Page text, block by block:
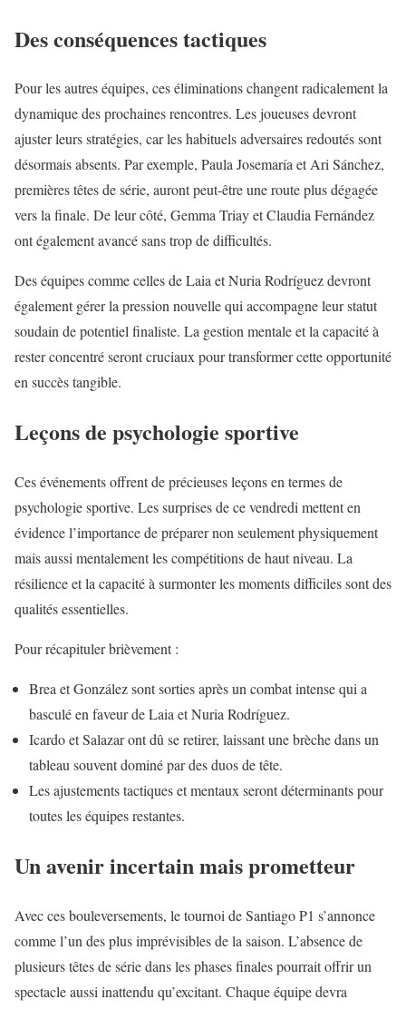
Des conséquences tactiques
Pour les autres équipes, ces éliminations changent radicalement la
dynamique des prochaines rencontres. Les joueuses devront
ajuster leurs stratégies, car les habituels adversaires redoutés sont
désormais absents. Par exemple, Paula Josemaría et Ari Sánchez,
premières têtes de série, auront peut-être une route plus dégagée
vers la finale. De leur côté, Gemma Triay et Claudia Fernández
ont également avancé sans trop de difficultés.
Des équipes comme celles de Laia et Nuria Rodríguez devront
également gérer la pression nouvelle qui accompagne leur statut
soudain de potentiel finaliste. La gestion mentale et la capacité à
rester concentré seront cruciaux pour transformer cette opportunité
en succès tangible.
Leçons de psychologie sportive
Ces événements offrent de précieuses leçons en termes de
psychologie sportive. Les surprises de ce vendredi mettent en
évidence l’importance de préparer non seulement physiquement
mais aussi mentalement les compétitions de haut niveau. La
résilience et la capacité à surmonter les moments difficiles sont des
qualités essentielles.
Pour récapituler brièvement :
Brea et González sont sorties après un combat intense qui a
basculé en faveur de Laia et Nuria Rodríguez.
Icardo et Salazar ont dû se retirer, laissant une brèche dans un
tableau souvent dominé par des duos de tête.
Les ajustements tactiques et mentaux seront déterminants pour
toutes les équipes restantes.
Un avenir incertain mais prometteur
Avec ces bouleversements, le tournoi de Santiago P1 s’annonce
comme l’un des plus imprévisibles de la saison. L’absence de
plusieurs têtes de série dans les phases finales pourrait offrir un
spectacle aussi inattendu qu’excitant. Chaque équipe devra